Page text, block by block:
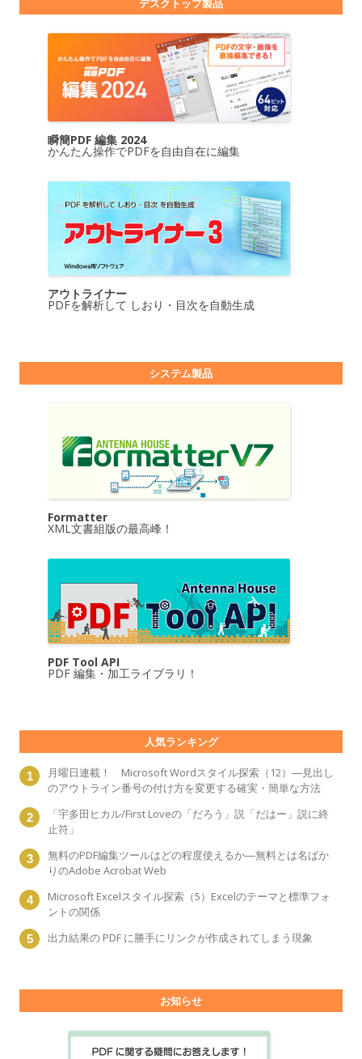
デスクトップ製品
瞬簡PDF 編集 2024
かんたん操作でPDFを自由自在に編集
アウトライナー
PDFを解析して しおり・目次を自動生成
システム製品
Formatter
XML文書組版の最高峰！
PDF Tool API
PDF 編集・加工ライブラリ！
人気ランキング
月曜日連載！ Microsoft Wordスタイル探索（12）―見出し
のアウトライン番号の付け方を変更する確実・簡単な方法
「宇多田ヒカル/First Loveの「だろう」説「だはー」説に終
止符」
無料のPDF編集ツールはどの程度使えるか―無料とは名ばか
りのAdobe Acrobat Web
Microsoft Excelスタイル探索（5）Excelのテーマと標準フォ
ントの関係
出力結果の PDF に勝手にリンクが作成されてしまう現象
お知らせ